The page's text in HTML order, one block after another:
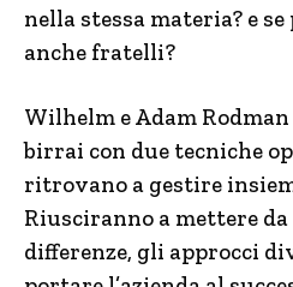
nella stessa materia? e
anche fratelli?
Wilhelm e Adam
birrai con due tecniche
ritrovano a gestire
Riusciranno a mettere
differenze, gli approcci